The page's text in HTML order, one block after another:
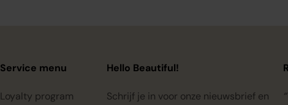
Service menu
Loyalty program
Hello Beautiful!
Schrijf je in voor onze nieuwsbrief en